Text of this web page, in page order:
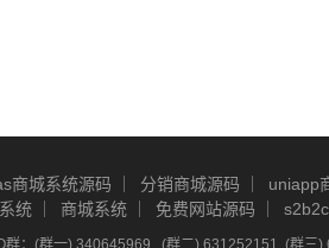
商城系统源码 分销商城源码 uniapp
统 商城系统 免费网站源码
：(群一) 340645969 , (群二) 631252151, (群三)